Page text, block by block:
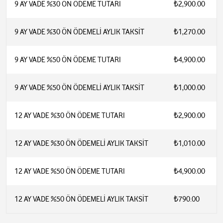
9 AY VADE %30 ÖN ÖDEME TUTARI ₺2,900.00
9 AY VADE %30 ÖN ÖDEMELİ AYLIK TAKSİT ₺1,270.00
9 AY VADE %50 ÖN ÖDEME TUTARI ₺4,900.00
9 AY VADE %50 ÖN ÖDEMELİ AYLIK TAKSİT ₺1,000.00
12 AY VADE %30 ÖN ÖDEME TUTARI ₺2,900.00
12 AY VADE %30 ÖN ÖDEMELİ AYLIK TAKSİT ₺1,010.00
12 AY VADE %50 ÖN ÖDEME TUTARI ₺4,900.00
12 AY VADE %50 ÖN ÖDEMELİ AYLIK TAKSİT ₺790.00